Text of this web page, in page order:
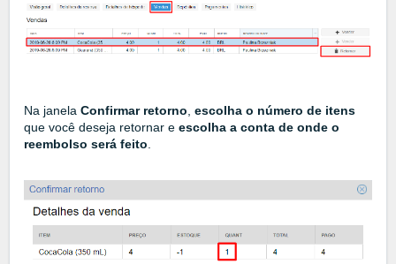
Na janela Confirmar retorno, escolha o número de itens
que você deseja retornar e escolha a conta de onde o
reembolso será feito.